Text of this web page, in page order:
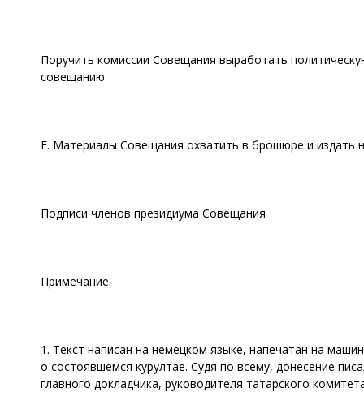
Поручить комиссии Совещания выработать
совещанию.
Е. Материалы Совещания охватить в брошюре и издать
Подписи членов президиума Совещания
Примечание:
1. Текст написан на немецком языке, напечатан на
о состоявшемся курултае. Судя по всему, донесение
главного докладчика, руководителя татарского